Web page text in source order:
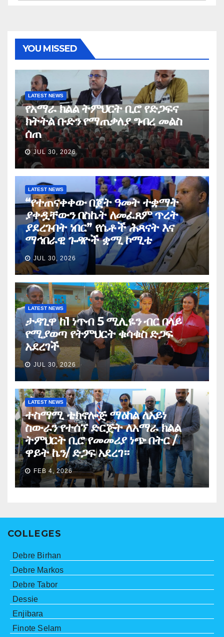
YOU MISSED
LATEST NEWS
የአማራ ክልል ትምህርት ቢሮ የድጋፍና
ክትትል ቡድን የማጠቃለያ ግብረ መልስ
ሰጠ
JUL 30, 2026
LATEST NEWS
“የተጠናቀቀው በጀት ዓመት ተቋማት
ያቀዷቸውን በስኬት ለመፈጸም ጥረት
ያደረጉበት ነበር” የሴቶች ሕጻናት እና
ማኅበራዊ ጉዳዮች ቋሚ ኮሚቴ
JUL 30, 2026
LATEST NEWS
ታዳጊዋ ከ1 ነጥብ 5 ሚሊዬን ብር በላይ
የሚያወጣ የትምህርት ቁሳቁስ ድጋፍ
አደረገች
JUL 30, 2026
LATEST NEWS
ተስማሚ ቴክኖሎጅ ማዕከል ለአይነ
ስውራን የተሰኘ ድርጅት ለአማራ ክልል
ትምህርት ቢሮ የመመሪያ ነጭ በትር /
ዋይት ኬን/ ድጋፍ አደረገ።
FEB 4, 2026
COLLEGES
Debre Birhan
Debre Markos
Debre Tabor
Dessie
Enjibara
Finote Selam